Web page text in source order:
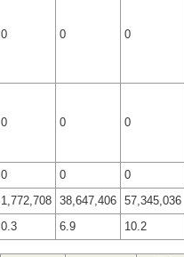
0 0 0
0 0 0
0 0 0
1,772,708 38,647,406 57,345,036
0.3 6.9 10.2